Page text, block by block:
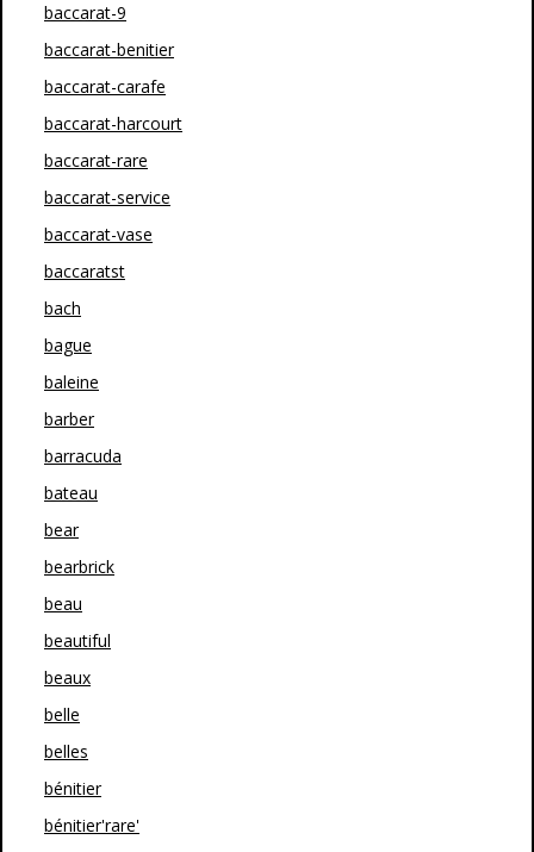
baccarat-9
baccarat-benitier
baccarat-carafe
baccarat-harcourt
baccarat-rare
baccarat-service
baccarat-vase
baccaratst
bach
bague
baleine
barber
barracuda
bateau
bear
bearbrick
beau
beautiful
beaux
belle
belles
bénitier
bénitier'rare'